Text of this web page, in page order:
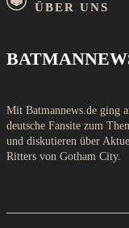
ÜBER UNS
Mit Batmannews.de ging
deutsche Fansite zum
und diskutieren über
Ritters von Gotham City.